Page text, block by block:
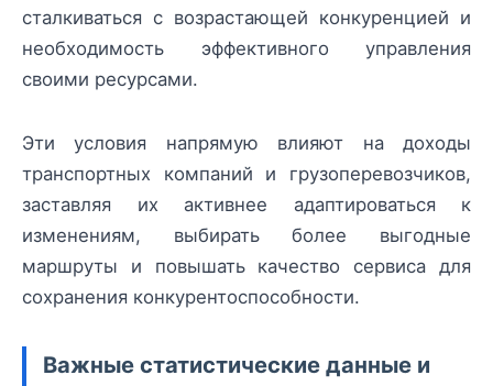
сталкиваться с возрастающей конкуренцией и
необходимость эффективного управления
своими ресурсами.
Эти условия напрямую влияют на доходы
транспортных компаний и грузоперевозчиков,
заставляя их активнее адаптироваться к
изменениям, выбирать более выгодные
маршруты и повышать качество сервиса для
сохранения конкурентоспособности.
Важные статистические данные и